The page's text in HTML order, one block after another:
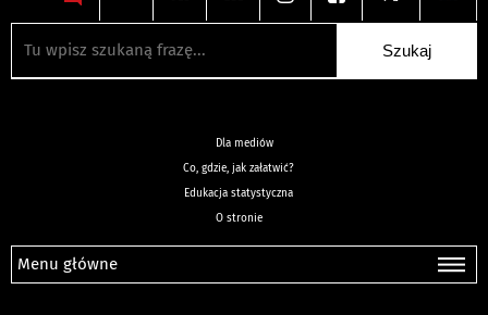
Dla mediów
Co, gdzie, jak załatwić?
Edukacja statystyczna
O stronie
Menu główne